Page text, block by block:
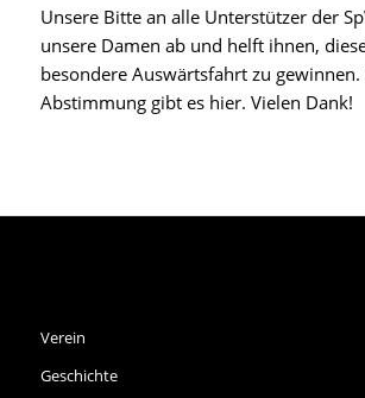
Unsere Bitte an alle Unterstützer der
unsere Damen ab und helft ihnen,
besondere Auswärtsfahrt zu
Abstimmung gibt es hier. Vielen Dank!
Verein
Geschichte